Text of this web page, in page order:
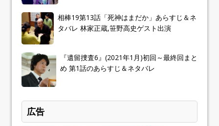
相棒19第13話「死神はまだか」あらすじ＆ネ
タバレ 林家正蔵,笹野高史ゲスト出演
『遺留捜査6』(2021年1月)初回～最終回まと
め 第1話のあらすじ＆ネタバレ
広告